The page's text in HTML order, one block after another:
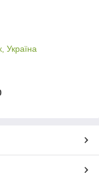
Україна